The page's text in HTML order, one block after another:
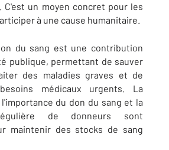
C'est un moyen concret pour les
à une cause humanitaire.
du sang est une contribution
publique, permettant de sauver
des maladies graves et de
médicaux urgents. La
du don du sang et la
de donneurs sont
maintenir des stocks de sang